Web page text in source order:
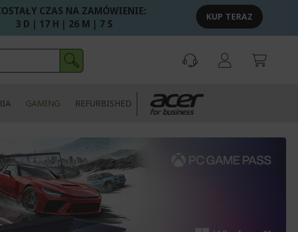
CZAS NA ZAMÓWIENIE:
3 D | 17 H | 26 M | 7 S
KUP TERAZ
GAMING REFURBISHED